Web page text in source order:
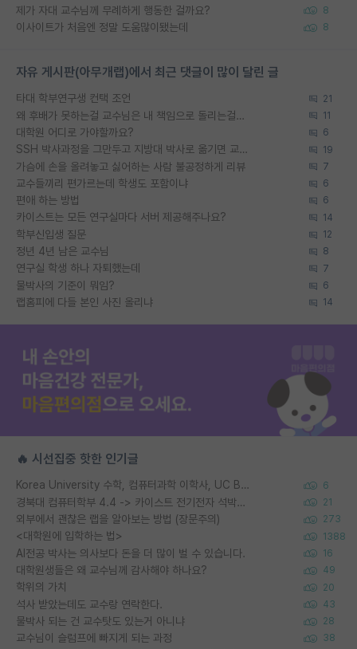
제가 자대 교수님께 무례하게 행동한 걸까요? 8
이사이트가 처음엔 정말 도움많이됐는데 8
자유 게시판(아무개랩)에서 최근 댓글이 많이 달린 글
타대 학부연구생 컨택 조언 21
왜 후배가 못하는걸 교수님은 내 책임으로 돌리는걸까요? 11
대학원 어디로 가야할까요? 6
SSH 박사과정을 그만두고 지방대 박사로 옮기면 교수의 꿈은 끝일까요? 19
가슴에 손을 올려놓고 싫어하는 사람 불공정하게 리뷰 7
교수들끼리 편가르는데 학생도 포함이냐 6
편애 하는 방법 6
카이스트는 모든 연구실마다 서버 제공해주나요? 14
학부신입생 질문 12
정년 4년 남은 교수님 8
연구실 학생 하나 자퇴했는데 7
물박사의 기준이 뭐임? 6
랩홈피에 다들 본인 사진 올리냐 14
🔥 시선집중 핫한 인기글
Korea University 수학, 컴퓨터과학 이학사, UC Berkeley 산업공학 대학원 공학박사가 되는 것은 쉽지 않겠죠? 6
경북대 컴퓨터학부 4.4 -> 카이스트 전기전자 석박사통합과정 합격 21
외부에서 괜찮은 랩을 알아보는 방법 (장문주의) 273
<대학원에 입학하는 법> 1388
AI전공 박사는 의사보다 돈을 더 많이 벌 수 있습니다. 16
대학원생들은 왜 교수님께 감사해야 하나요? 49
학위의 가치 20
석사 받았는데도 교수랑 연락한다. 43
물박사 되는 건 교수탓도 있는거 아니냐 28
교수님이 슬럼프에 빠지게 되는 과정 38